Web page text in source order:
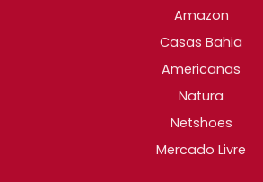
Amazon
Casas Bahia
Americanas
Natura
Netshoes
Mercado Livre